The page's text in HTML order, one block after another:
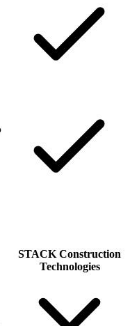
STACK Construction
Technologies